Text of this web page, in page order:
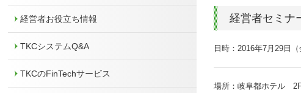
経営者お役立ち情報
TKCシステムQ&A
TKCのFinTechサービス
経営者セミナ
日時：2016年7月29日
場所：岐阜都ホテル